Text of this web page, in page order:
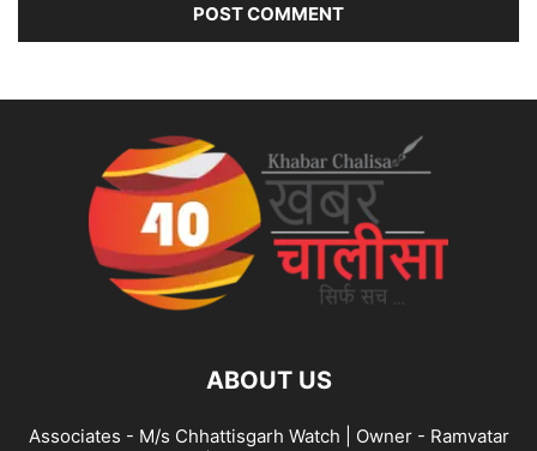
ABOUT US
Associates - M/s Chhattisgarh Watch | Owner - Ramvatar